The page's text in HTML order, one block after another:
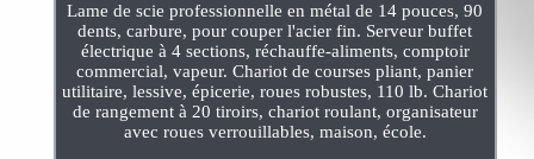
Lame de scie professionnelle en métal de 14 pouces, 90
dents, carbure, pour couper l'acier fin. Serveur buffet
électrique à 4 sections, réchauffe-aliments, comptoir
commercial, vapeur. Chariot de courses pliant, panier
utilitaire, lessive, épicerie, roues robustes, 110 lb. Chariot
de rangement à 20 tiroirs, chariot roulant, organisateur
avec roues verrouillables, maison, école.